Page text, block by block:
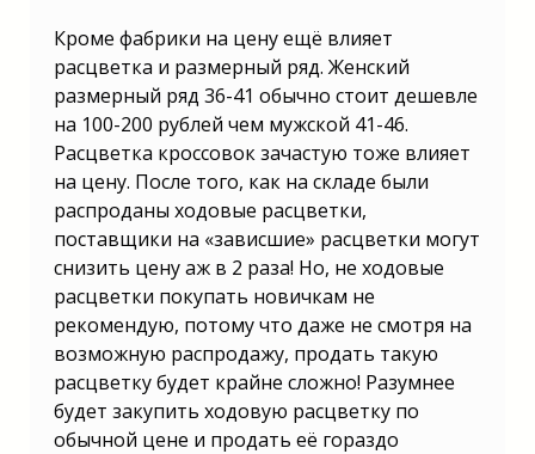
Кроме фабрики на цену ещё влияет
расцветка и размерный ряд. Женский
размерный ряд 36-41 обычно стоит дешевле
на 100-200 рублей чем мужской 41-46.
Расцветка кроссовок зачастую тоже влияет
на цену. После того, как на складе были
распроданы ходовые расцветки,
поставщики на «зависшие» расцветки могут
снизить цену аж в 2 раза! Но, не ходовые
расцветки покупать новичкам не
рекомендую, потому что даже не смотря на
возможную распродажу, продать такую
расцветку будет крайне сложно! Разумнее
будет закупить ходовую расцветку по
обычной цене и продать её гораздо